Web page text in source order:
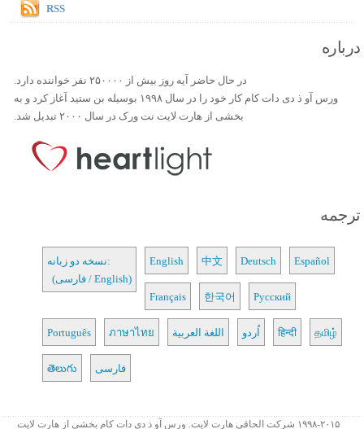
RSS
درباره
در حال حاضر آیه روز بیش از ۲۵۰۰۰۰ نفر خواننده دارد.
ورس آو ذ دی دات کام کار خود را در سال ۱۹۹۸ بوسیله بن ستید آغاز کرد و به
بخشی از هارت لایت نت ورک در سال ۲۰۰۰ تبدیل شد.
ترجمه
نسخه دو زبانه:
(فارسی / English)
English 中文 Deutsch Español
Français 한국어 Русский
Português ภาษาไทย اللغة العربية اُردو हिन्दी தமிழ்
తెలుగు فارسی
۱۹۹۸-۲۰۱۵ شرکت الحاقی هارت لایت. ورس آو ذ دی دات کام بخشی از هارت لایت